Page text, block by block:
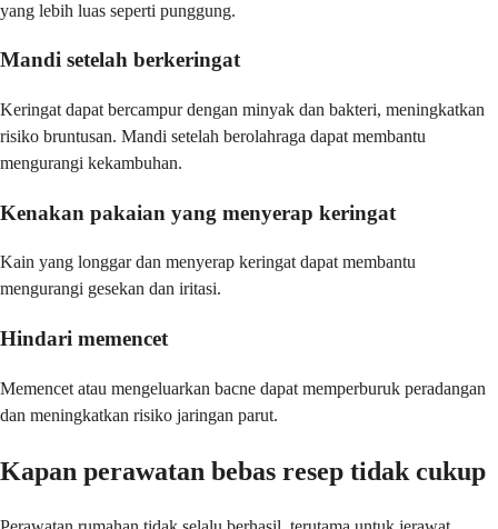
yang lebih luas seperti punggung.
Mandi setelah berkeringat
Keringat dapat bercampur dengan minyak dan bakteri, meningkatkan
risiko bruntusan. Mandi setelah berolahraga dapat membantu
mengurangi kekambuhan.
Kenakan pakaian yang menyerap keringat
Kain yang longgar dan menyerap keringat dapat membantu
mengurangi gesekan dan iritasi.
Hindari memencet
Memencet atau mengeluarkan bacne dapat memperburuk peradangan
dan meningkatkan risiko jaringan parut.
Kapan perawatan bebas resep tidak cukup